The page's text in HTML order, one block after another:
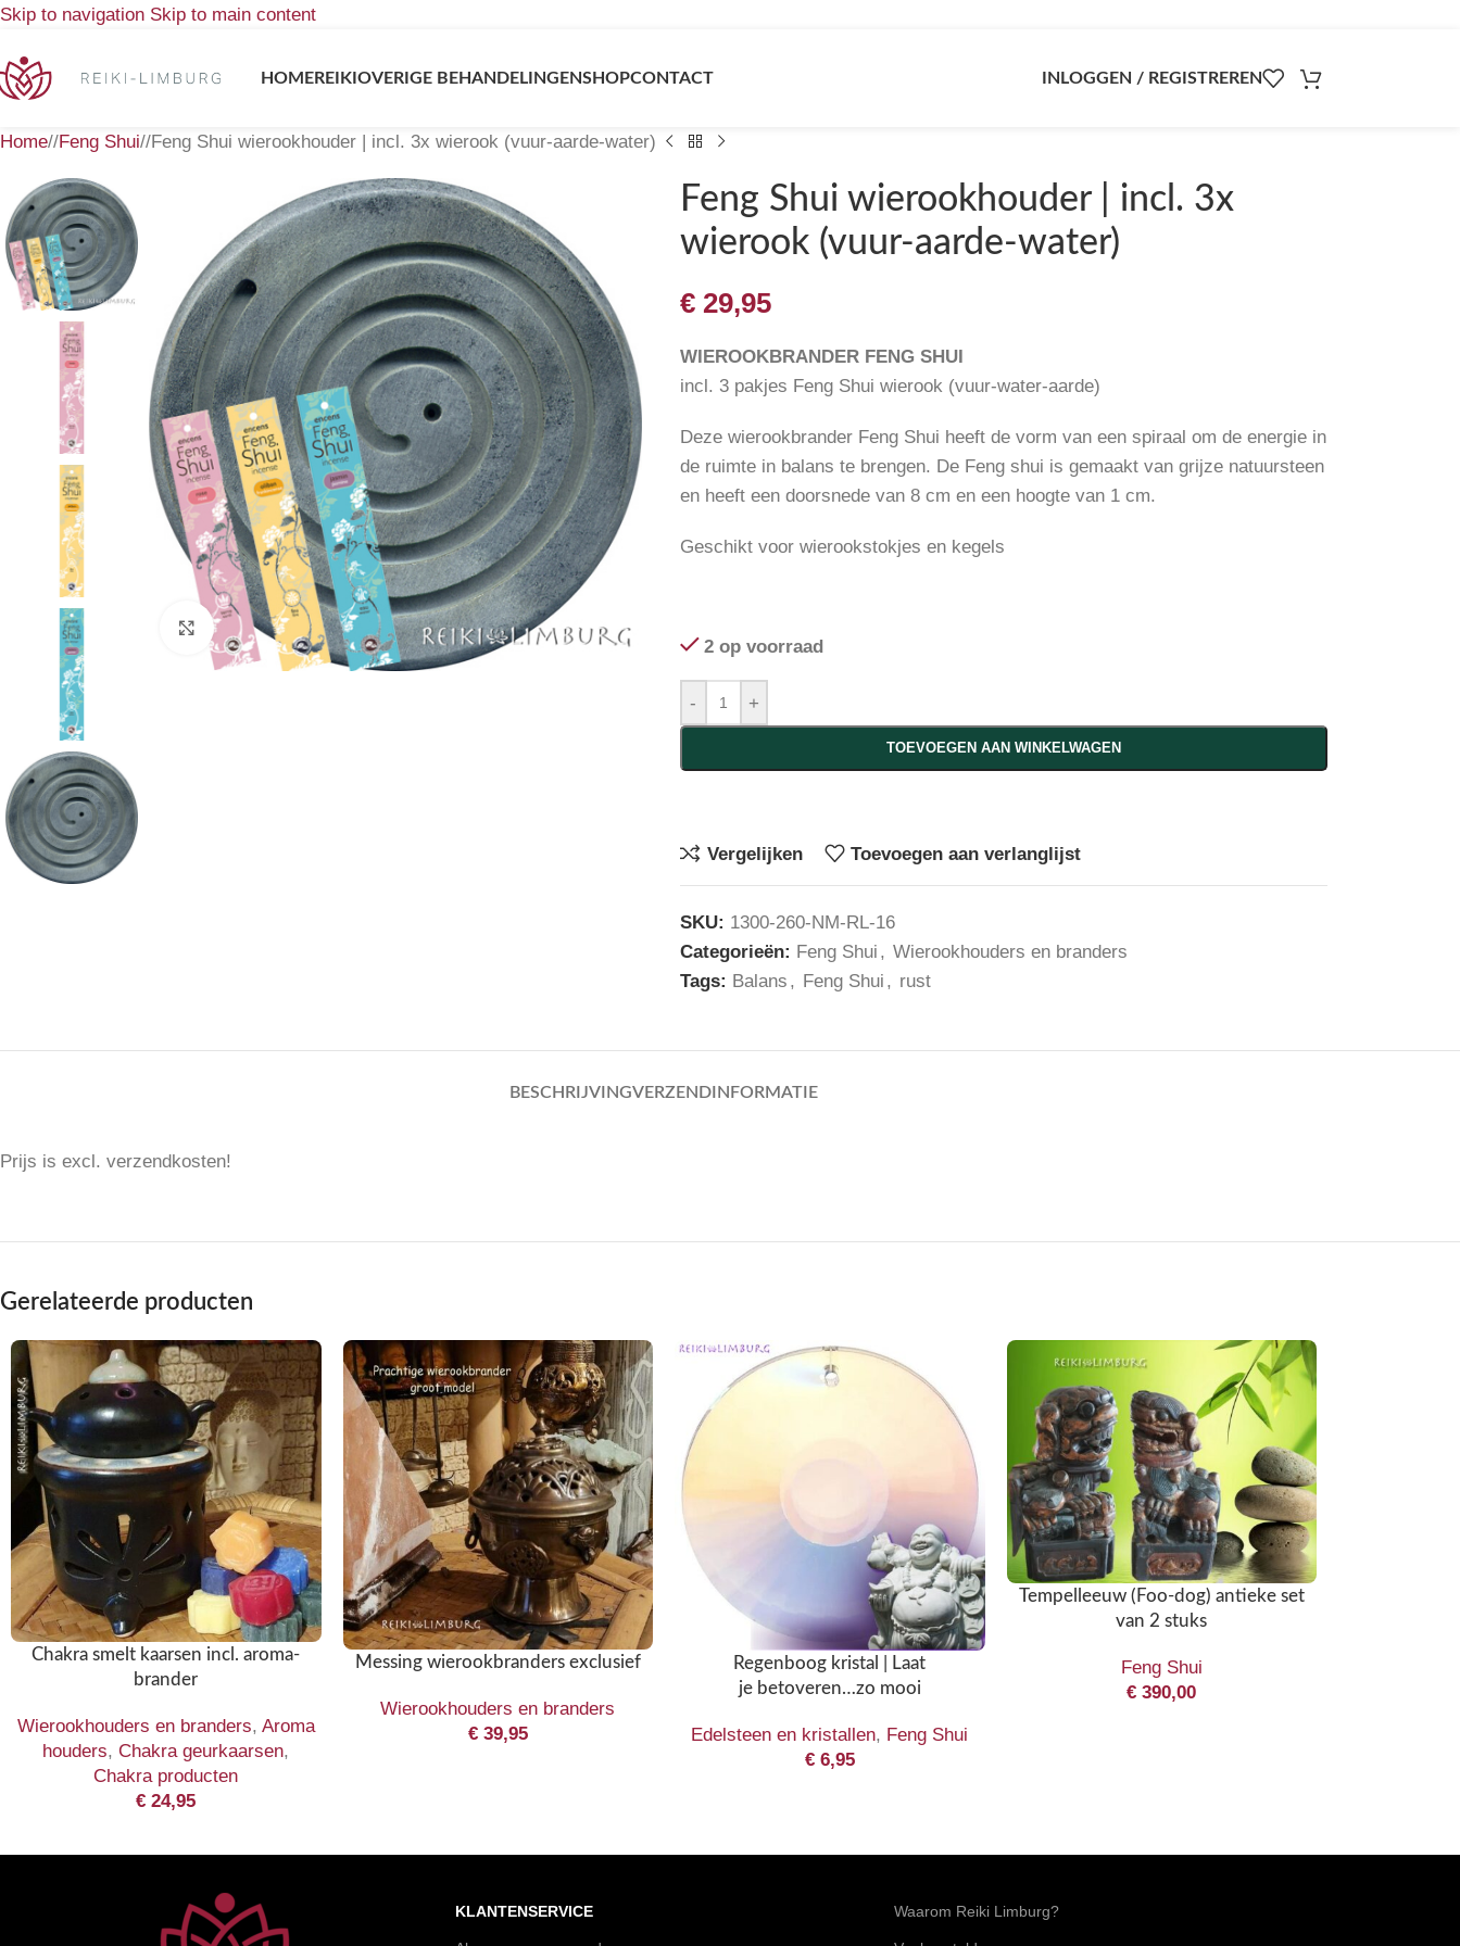
Skip to navigation Skip to main content
HOMEREIKIOVERIGE BEHANDELINGENSHOPCONTACT INLOGGEN / REGISTREREN
Home/ Feng Shui/ Feng Shui wierookhouder | incl. 3x wierook (vuur-aarde-water)
Klik om te vergroten
Feng Shui wierookhouder | incl. 3x
wierook (vuur-aarde-water)
€29,95
WIEROOKBRANDER FENG SHUI
incl. 3 pakjes Feng Shui wierook (vuur-water-aarde)
Deze wierookbrander Feng Shui heeft de vorm van een spiraal om de energie in
de ruimte in balans te brengen. De Feng shui is gemaakt van grijze natuursteen
en heeft een doorsnede van 8 cm en een hoogte van 1 cm.
Geschikt voor wierookstokjes en kegels
2 op voorraad
- +
TOEVOEGEN AAN WINKELWAGEN
Vergelijken Toevoegen aan verlanglijst
SKU: 1300-260-NM-RL-16
Categorieën: Feng Shui , Wierookhouders en branders
Tags: Balans , Feng Shui , rust
BESCHRIJVINGVERZENDINFORMATIE
Prijs is excl. verzendkosten!
Gerelateerde producten
Chakra smelt kaarsen incl. aroma-
brander
Wierookhouders en branders, Aroma
houders, Chakra geurkaarsen,
Chakra producten
€ 24,95
Messing wierookbranders exclusief
Wierookhouders en branders
€39,95
Regenboog kristal | Laat
je betoveren…zo mooi
Edelsteen en kristallen, Feng Shui
€6,95
Tempelleeuw (Foo-dog) antieke set
van 2 stuks
Feng Shui
€ 390,00
KLANTENSERVICE Waarom Reiki Limburg?